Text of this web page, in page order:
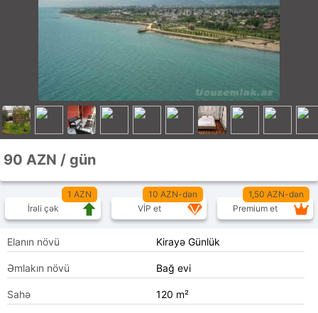
90 AZN / gün
1 AZN
İrəli çək
10 AZN-dən
VİP et
1,50 AZN-dən
Premium et
Elanın növü Kirayə Günlük
Əmlakın növü Bağ evi
Sahə 120 m²